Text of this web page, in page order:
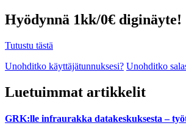
Hyödynnä 1kk/0€ diginäyte!
Tutustu tästä
Unohditko käyttäjätunnuksesi? Unohditko
Luetuimmat artikkelit
GRK:lle infraurakka datakeskuksesta –